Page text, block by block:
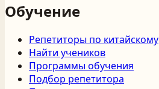
Обучение
Репетиторы по китайскому
Найти учеников
Программы обучения
Подбор репетитора